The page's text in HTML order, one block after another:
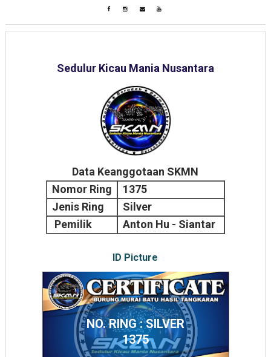
Sedulur Kicau Mania Nusantara
Data Keanggotaan SKMN
Nomor Ring
1375
Jenis Ring
Silver
Pemilik
Anton Hu - Siantar
ID Picture
NO. RING : SILVER
1375